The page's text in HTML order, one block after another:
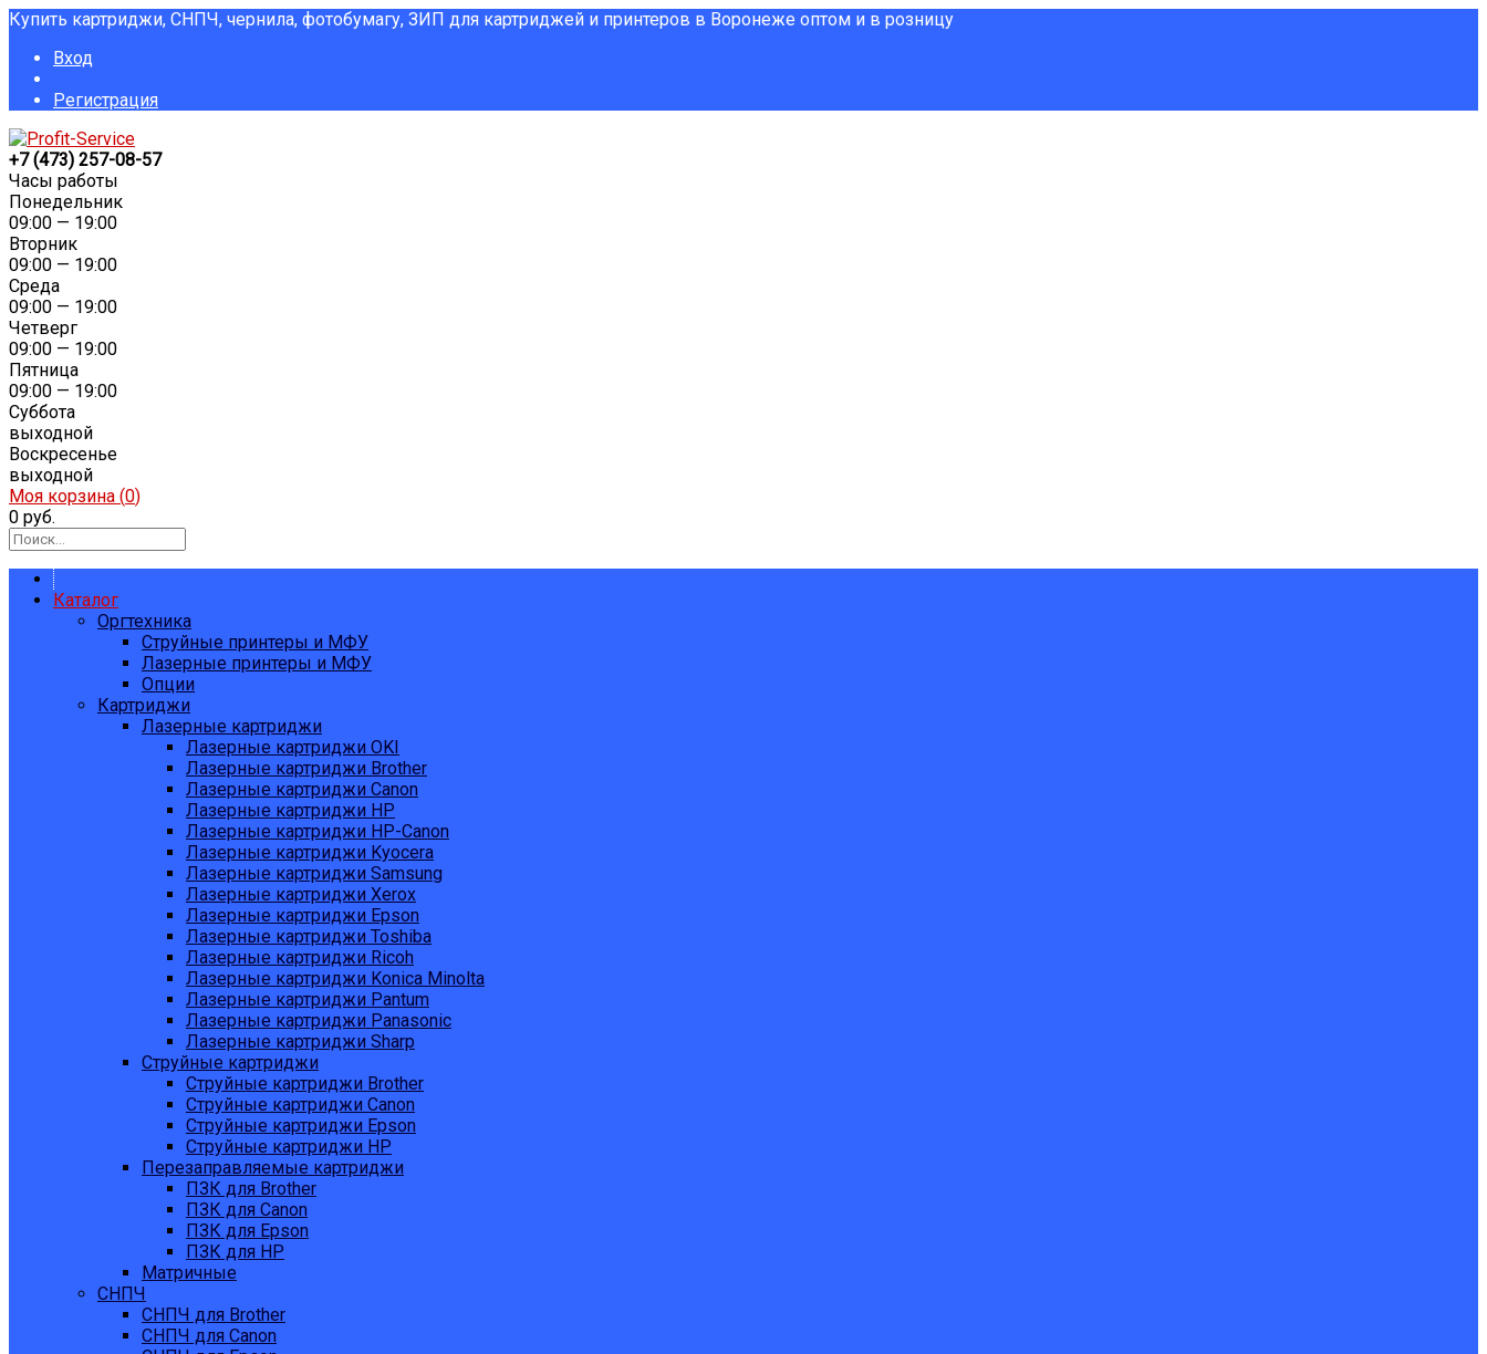
Купить картриджи, СНПЧ, чернила, фотобумагу, ЗИП для картриджей и принтеров в Воронеже оптом и в розницу
Вход
Регистрация
+7 (473) 257-08-57
Часы работы
Понедельник
09:00 — 19:00
Вторник
09:00 — 19:00
Среда
09:00 — 19:00
Четверг
09:00 — 19:00
Пятница
09:00 — 19:00
Суббота
выходной
Воскресенье
выходной
Моя корзина (0)
0 руб.
Каталог
Оргтехника
Струйные принтеры и МФУ
Лазерные принтеры и МФУ
Опции
Картриджи
Лазерные картриджи
Лазерные картриджи OKI
Лазерные картриджи Brother
Лазерные картриджи Canon
Лазерные картриджи HP
Лазерные картриджи HP-Canon
Лазерные картриджи Kyocera
Лазерные картриджи Samsung
Лазерные картриджи Xerox
Лазерные картриджи Epson
Лазерные картриджи Toshiba
Лазерные картриджи Ricoh
Лазерные картриджи Konica Minolta
Лазерные картриджи Pantum
Лазерные картриджи Panasonic
Лазерные картриджи Sharp
Струйные картриджи
Струйные картриджи Brother
Струйные картриджи Canon
Струйные картриджи Epson
Струйные картриджи HP
Перезаправляемые картриджи
ПЗК для Brother
ПЗК для Canon
ПЗК для Epson
ПЗК для HP
Матричные
СНПЧ
СНПЧ для Brother
СНПЧ для Canon